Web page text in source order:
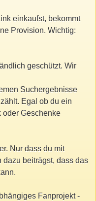
einkaufst, bekommt
Provision. Wichtig:
geschützt. Wir
Suchergebnisse
Egal ob du ein
oder Geschenke
Nur dass du mit
beiträgst, dass das
Fanprojekt -